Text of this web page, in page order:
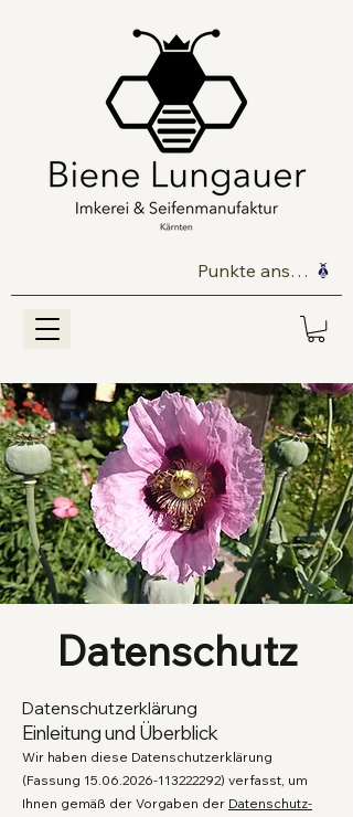
Punkte ansehen
Datenschutz
Datenschutzerklärung
Einleitung und Überblick
Wir haben diese Datenschutzerklärung
(Fassung 15.06.2026-113222292) verfasst, um
Ihnen gemäß der Vorgaben der Datenschutz-